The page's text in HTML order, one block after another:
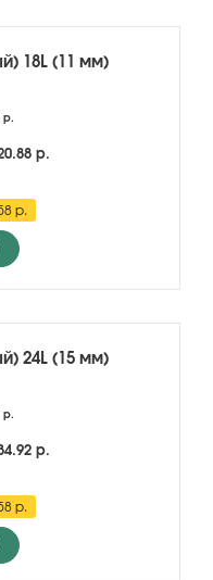
18L (11 мм)
р.
р.
р.
24L (15 мм)
р.
р.
р.